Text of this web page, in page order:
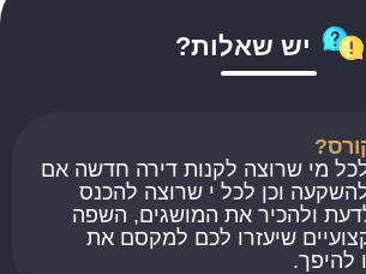
יש שאלות?
מי שרוצה לקנות דירה חדשה אם
וכן לכל י שרוצה להכנס
ולהכיר את המושגים, השפה
שיעזרו לכם למקסם את
להיפך.